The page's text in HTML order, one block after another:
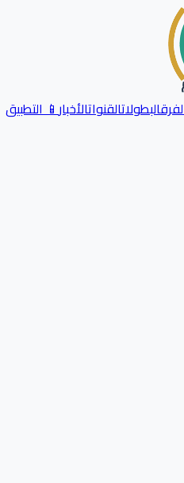
البطولاتالقنواتالأخبار📱 التطبيق